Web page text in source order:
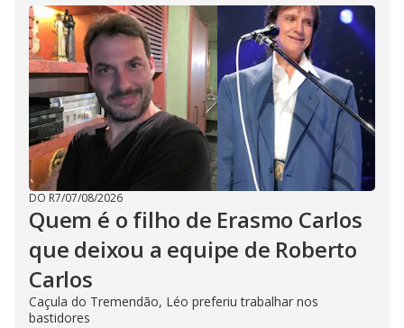
DO R7/07/08/2026
Quem é o filho de Erasmo Carlos
que deixou a equipe de Roberto
Carlos
Caçula do Tremendão, Léo preferiu trabalhar nos
bastidores